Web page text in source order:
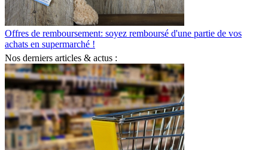
Offres de remboursement: soyez remboursé d'une partie de vos
achats en supermarché !
Nos derniers articles & actus :